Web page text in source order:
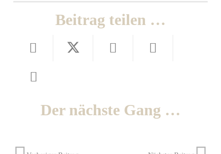
Beitrag teilen …
Der nächste Gang …